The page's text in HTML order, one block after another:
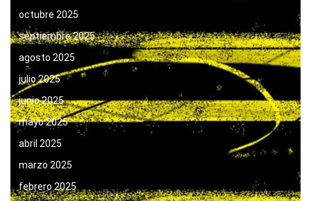
octubre 2025
septiembre 2025
agosto 2025
julio 2025
junio 2025
mayo 2025
abril 2025
marzo 2025
febrero 2025